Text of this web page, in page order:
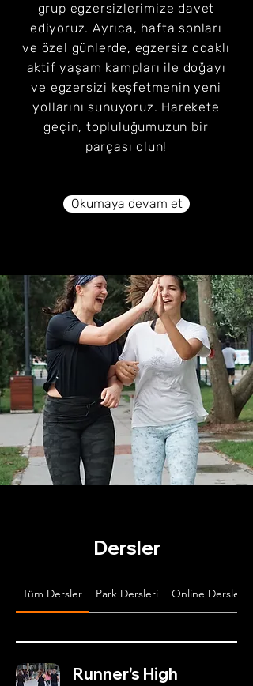
grup egzersizlerimize davet
ediyoruz. Ayrıca, hafta sonları
ve özel günlerde, egzersiz odaklı
aktif yaşam kampları ile doğayı
ve egzersizi keşfetmenin yeni
yollarını sunuyoruz. Harekete
geçin, topluluğumuzun bir
parçası olun!
Okumaya devam et
Dersler
Tüm Dersler Park Dersleri Online Dersler
Runner's High